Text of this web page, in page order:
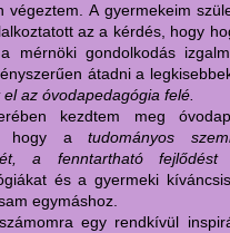
végeztem. A gyermekeim
az a kérdés, hogy
mérnöki gondolkodás
átadni a
az óvodapedagógia felé.
kezdtem meg
hogy atudományos
a fenntartható fejlődést
és a gyermeki
egymáshoz.
egy rendkívül